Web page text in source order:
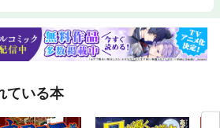
ている本